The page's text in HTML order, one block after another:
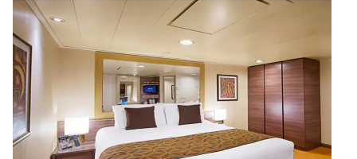
Crociere o MSC Crociere che offrono
partenze da Civitavecchia
tutto l’anno
Oltre a essere a un passo dalle meraviglie archeologiche di
Roma, Civitavecchia offre molto ai turisti che possono
passeggiare per le vie del centro storico ammirando le vetrine
dei negozi o la famosa Fontana di Vanvitelli. Da lì si può
visitare il Forte Michelangelo o la Porta Livorno fino ad arrivare
alla Darsena Romana. Da non perdere l’antico Lazzaretto e la
Rocca con i resti archeologici romani.